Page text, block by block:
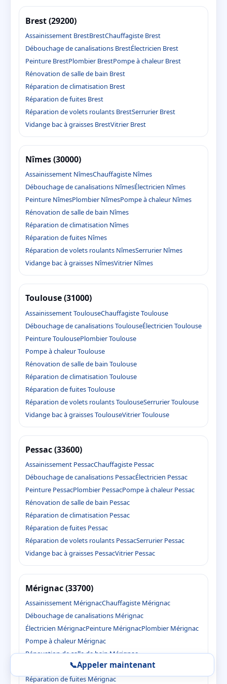
Brest (29200)
Assainissement BrestBrestChauffagiste Brest
Débouchage de canalisations BrestÉlectricien Brest
Peinture BrestPlombier BrestPompe à chaleur Brest
Rénovation de salle de bain Brest
Réparation de climatisation Brest
Réparation de fuites Brest
Réparation de volets roulants BrestSerrurier Brest
Vidange bac à graisses BrestVitrier Brest
Nîmes (30000)
Assainissement NîmesChauffagiste Nîmes
Débouchage de canalisations NîmesÉlectricien Nîmes
Peinture NîmesPlombier NîmesPompe à chaleur Nîmes
Rénovation de salle de bain Nîmes
Réparation de climatisation Nîmes
Réparation de fuites Nîmes
Réparation de volets roulants NîmesSerrurier Nîmes
Vidange bac à graisses NîmesVitrier Nîmes
Toulouse (31000)
Assainissement ToulouseChauffagiste Toulouse
Débouchage de canalisations ToulouseÉlectricien Toulouse
Peinture ToulousePlombier Toulouse
Pompe à chaleur Toulouse
Rénovation de salle de bain Toulouse
Réparation de climatisation Toulouse
Réparation de fuites Toulouse
Réparation de volets roulants ToulouseSerrurier Toulouse
Vidange bac à graisses ToulouseVitrier Toulouse
Pessac (33600)
Assainissement PessacChauffagiste Pessac
Débouchage de canalisations PessacÉlectricien Pessac
Peinture PessacPlombier PessacPompe à chaleur Pessac
Rénovation de salle de bain Pessac
Réparation de climatisation Pessac
Réparation de fuites Pessac
Réparation de volets roulants PessacSerrurier Pessac
Vidange bac à graisses PessacVitrier Pessac
Mérignac (33700)
Assainissement MérignacChauffagiste Mérignac
Débouchage de canalisations Mérignac
Électricien MérignacPeinture MérignacPlombier Mérignac
Pompe à chaleur Mérignac
Rénovation de salle de bain Mérignac
Réparation de climatisation Mérignac
Réparation de fuites Mérignac
📞Appeler maintenant